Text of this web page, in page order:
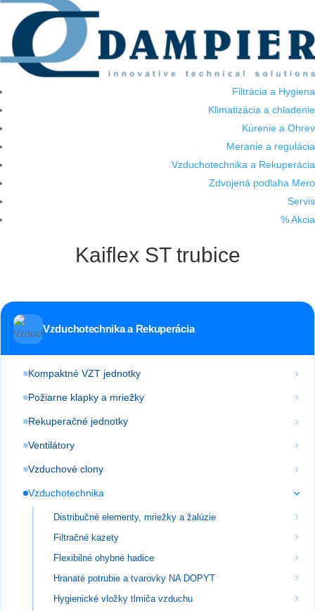
Filtrácia a Hygiena
Klimatizácia a chladenie
Kúrenie a Ohrev
Meranie a regulácia
Vzduchotechnika a Rekuperácia
Zdvojená podlaha Mero
Servis
% Akcia
Kaiflex ST trubice
Vzduchotechnika a Rekuperácia
Kompaktné VZT jednotky
Požiarne klapky a mriežky
Rekuperačné jednotky
Ventilátory
Vzduchové clony
Vzduchotechnika
Distribučné elementy, mriežky a žalúzie
Filtračné kazety
Flexibilné ohybné hadice
Hranaté potrubie a tvarovky NA DOPYT
Hygienické vložky tlmiča vzduchu